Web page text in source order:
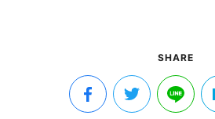
SHARE